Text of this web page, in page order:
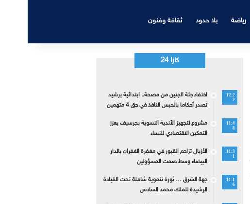
رياضة بلا حدود ثقافة وفنون
كازا 24
12:2
2
اختفاء جثة الجنين من مصحة.. ابتدائية برشيد
تصدر أحكاما بالحبس النافذ في حق 4 متهمين
11:4
8
مشروع لتجهيز الأندية النسوية بجرسيف يعزز
التمكين الاقتصادي للنساء
11:3
1
الأزبال تزاحم القبور في مغفرة الغفران بالدار
البيضاء وسط صمت المسؤولين
11:1
6
جهة الشرق … ثورة تنموية شاملة تحت القيادة
الرشيدة للملك محمد السادس